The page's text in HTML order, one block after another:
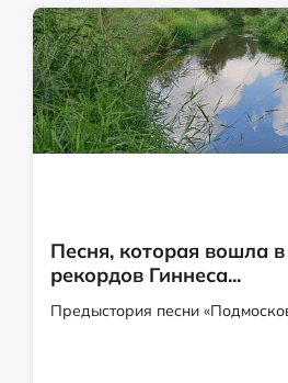
Песня, которая вошла в
рекордов Гиннеса...
Предыстория песни